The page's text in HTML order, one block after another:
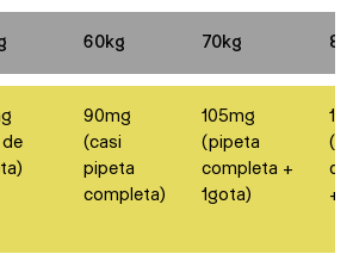
60kg 70kg
90mg
(casi
pipeta
completa)
105mg
(pipeta
completa +
1gota)
+